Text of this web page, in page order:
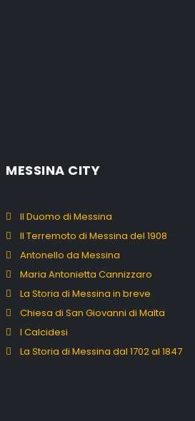
MESSINA CITY
Il Duomo di Messina
Il Terremoto di Messina del 1908
Antonello da Messina
Maria Antonietta Cannizzaro
La Storia di Messina in breve
Chiesa di San Giovanni di Malta
I Calcidesi
La Storia di Messina dal 1702 al 1847